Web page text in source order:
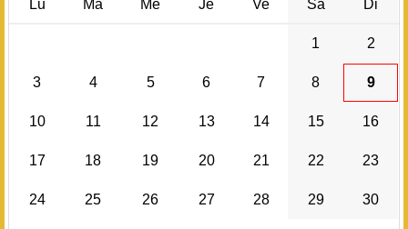
Lu Ma Me Je Ve Sa Di
1 2
3 4 5 6 7 8 9
10 11 12 13 14 15 16
17 18 19 20 21 22 23
24 25 26 27 28 29 30